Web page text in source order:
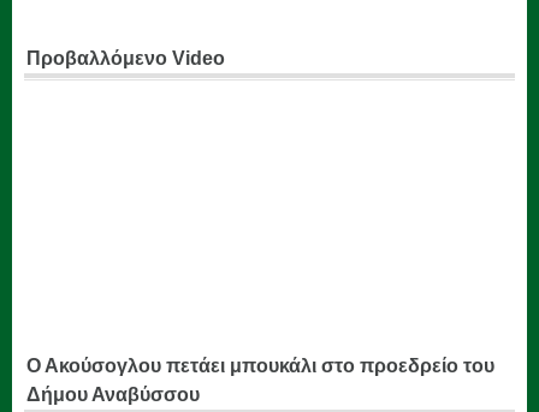
Προβαλλόμενο Video
Ο Ακούσογλου πετάει μπουκάλι στο προεδρείο του
Δήμου Αναβύσσου